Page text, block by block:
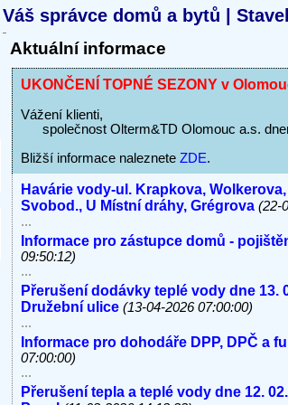
Váš správce domů a bytů |
Aktuální informace
UKONČENÍ TOPNÉ SEZONY v
Vážení klienti,
společnost Olterm&TD Olomouc a.s.
Bližší informace naleznete ZDE.
Havárie vody-ul. Krapkova,
Svobod., U Místní dráhy, Grégrova (22-
...
Informace pro zástupce domů -
09:50:12)
...
Přerušení dodávky teplé vody dne 13.
Družební ulice (13-04-2026 07:00:00)
...
Informace pro dohodáře DPP, DPČ a
07:00:00)
...
Přerušení tepla a teplé vody dne 12.